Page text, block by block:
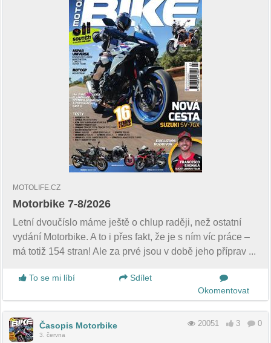
MOTOLIFE.CZ
Motorbike 7-8/2026
Letní dvoučíslo máme ještě o chlup raději, než ostatní
vydání Motorbike. A to i přes fakt, že je s ním víc práce –
má totiž 154 stran! Ale za prvé jsou v době jeho příprav ...
To se mi líbí
Sdílet
Okomentovat
Časopis Motorbike
3. června
20051 3 0